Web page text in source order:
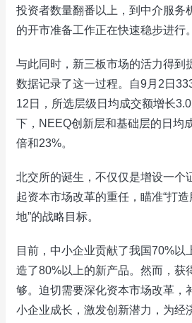
投资者数量翻番以上，到中介服务
的开市准备工作正在快速稳步进行。
与此同时，新三板市场的活力得到
数据记录了这一过程。自9月2日
12日，所选层级日均成交额增长
下，NEEQ创新层和基础层的日均
倍和23%。
北交所的诞生，不仅仅是增设一个
起资本市场改革的重任，瞄准“打
地”的战略目标。
目前，中小企业贡献了我国70%以
造了80%以上的新产品。然而，获
够。迫切需要深化资本市场改革，
小企业成长，激发创新潜力，为经